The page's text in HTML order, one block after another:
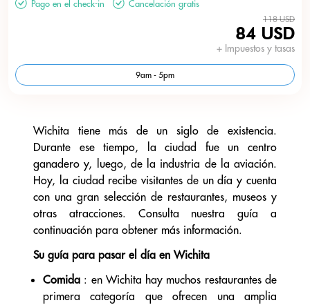
Pago en el check-in Cancelación gratis
118 USD
84 USD
+ Impuestos y tasas
9am - 5pm
Wichita tiene más de un siglo de existencia.
Durante ese tiempo, la ciudad fue un centro
ganadero y, luego, de la industria de la aviación.
Hoy, la ciudad recibe visitantes de un día y cuenta
con una gran selección de restaurantes, museos y
otras atracciones. Consulta nuestra guía a
continuación para obtener más información.
Su guía para pasar el día en Wichita
Comida : en Wichita hay muchos restaurantes de
primera categoría que ofrecen una amplia